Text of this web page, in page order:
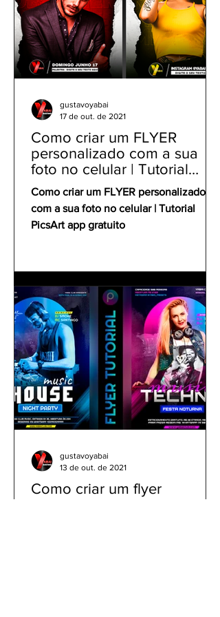
Como criar um FLYER
personalizado com a sua
foto no celular | Tutorial
PicsArt app gratuito
Como criar um FLYER personalizado
com a sua foto no celular | Tutorial
PicsArt app gratuito
gustavoyabai
17 de out. de 2021
Como criar um flyer
gustavoyabai
13 de out. de 2021